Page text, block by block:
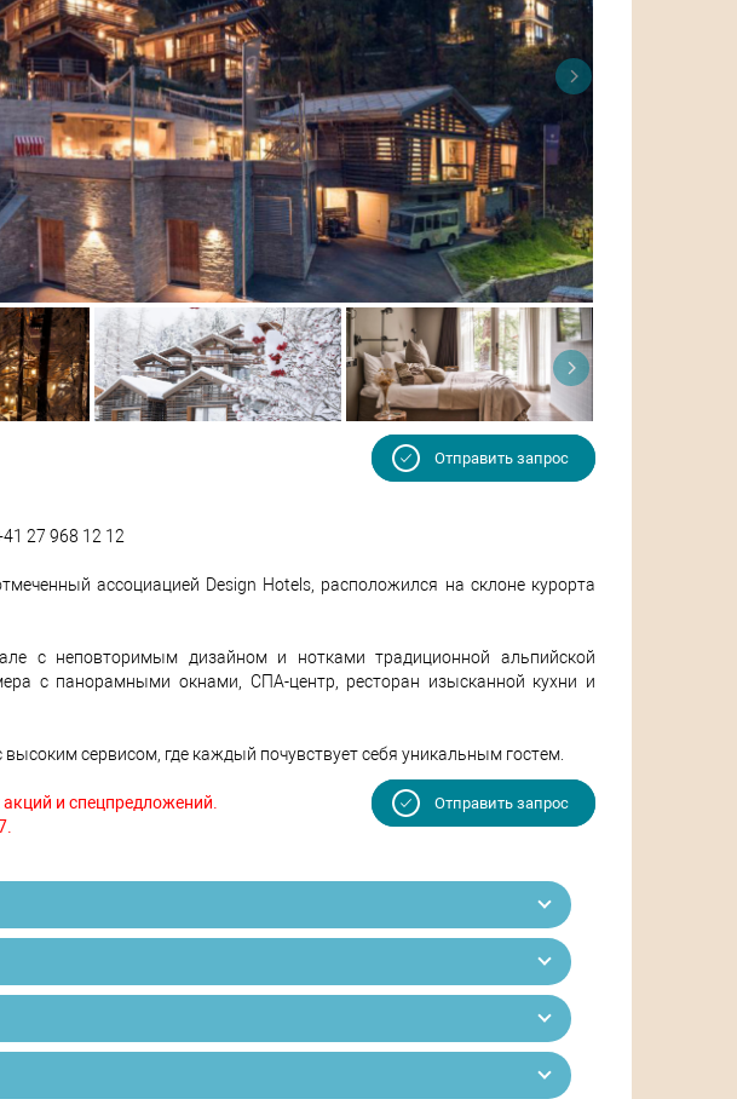
Отправить запрос
27 968 12 12
ассоциацией Design Hotels, расположился на склоне курорта
с неповторимым дизайном и нотками традиционной альпийской
с панорамными окнами, СПА-центр, ресторан изысканной кухни и
сервисом, где каждый почувствует себя уникальным гостем.
и спецпредложений.
Отправить запрос